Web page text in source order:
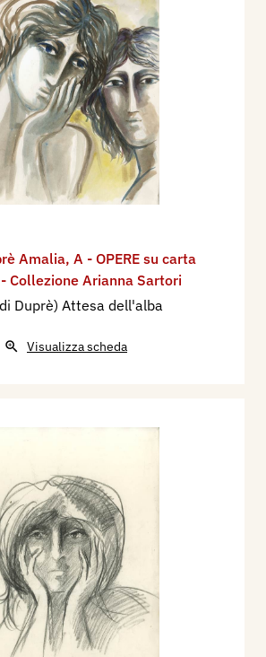
Amalia, A - OPERE su carta
- Collezione Arianna Sartori
Duprè) Attesa dell'alba
Visualizza scheda